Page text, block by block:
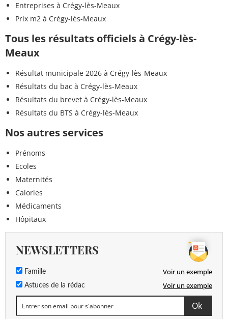
Entreprises à Crégy-lès-Meaux
Prix m2 à Crégy-lès-Meaux
Tous les résultats officiels à Crégy-lès-
Meaux
Résultat municipale 2026 à Crégy-lès-Meaux
Résultats du bac à Crégy-lès-Meaux
Résultats du brevet à Crégy-lès-Meaux
Résultats du BTS à Crégy-lès-Meaux
Nos autres services
Prénoms
Ecoles
Maternités
Calories
Médicaments
Hôpitaux
NEWSLETTERS
Famille Voir un exemple
Astuces de la rédac Voir un exemple